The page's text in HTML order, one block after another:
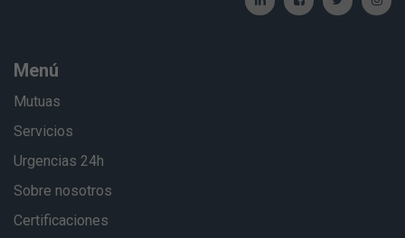
Menú
Mutuas
Servicios
Urgencias 24h
Sobre nosotros
Certificaciones